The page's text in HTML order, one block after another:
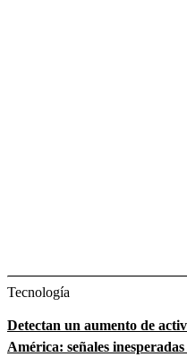
Tecnología
Detectan un aumento de
América: señales